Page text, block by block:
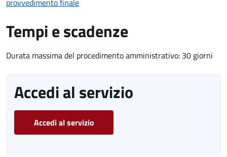
Tempi e scadenze
Durata massima del procedimento amministrativo: 30 giorni
Accedi al servizio
Accedi al servizio